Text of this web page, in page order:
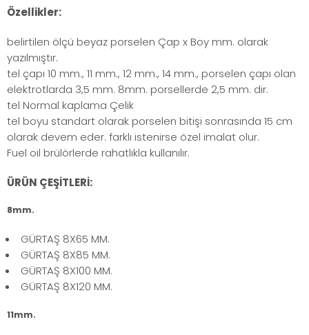
Özellikler:
belirtilen ölçü beyaz porselen Çap x Boy mm. olarak
yazılmıştır.
tel çapı 10 mm., 11 mm., 12 mm., 14 mm., porselen çapı olan
elektrotlarda 3,5 mm. 8mm. porsellerde 2,5 mm. dir.
tel Normal kaplama Çelik
tel boyu standart olarak porselen bitişi sonrasında 15 cm
olarak devem eder. farklı istenirse özel imalat olur.
Fuel oil brülörlerde rahatlıkla kullanılır.
ÜRÜN ÇEŞİTLERİ:
8mm.
GÜRTAŞ 8X65 MM.
GÜRTAŞ 8X85 MM.
GÜRTAŞ 8X100 MM.
GÜRTAŞ 8X120 MM.
11mm.